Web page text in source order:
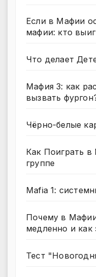
Если в Мафии
мафии: кто
Что делает
Мафия 3: как
вызвать
Чёрно-белые
Как Поиграть
группе
Mafia 1:
Почему в
медленно и как
Тест